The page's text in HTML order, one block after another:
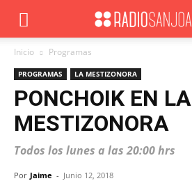
Inicio Programas
PROGRAMAS LA MESTIZONORA
PONCHOIK EN LA
MESTIZONORA
Todos los lunes a las 20:00 hrs
Por Jaime - Junio 12, 2018